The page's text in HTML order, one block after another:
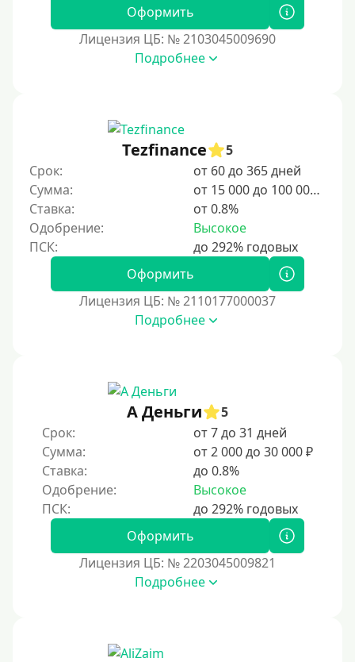
В долг на карту
5 дней
На неделю
10 дней
2 недели
15 дней
30 дней без процентов
60 дней
3 месяца
90 дней
100 дней
5 месяцев
Оформить
Лицензия ЦБ: № 2103045009690
Подробнее
Tezfinance
5
Срок:
от 60 до 365 дней
Сумма:
от 15 000 до 100 000 ₽
Ставка:
от 0.8%
Одобрение:
Высокое
Оформить
Лицензия ЦБ: № 2110177000037
Подробнее
А Деньги
5
Срок:
от 7 до 31 дней
Сумма:
от 2 000 до 30 000 ₽
Ставка:
до 0.8%
Одобрение:
Высокое
Оформить
Лицензия ЦБ: № 2203045009821
Подробнее